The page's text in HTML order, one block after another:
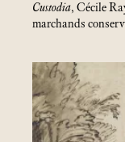
Custodia, Cécile
marchands